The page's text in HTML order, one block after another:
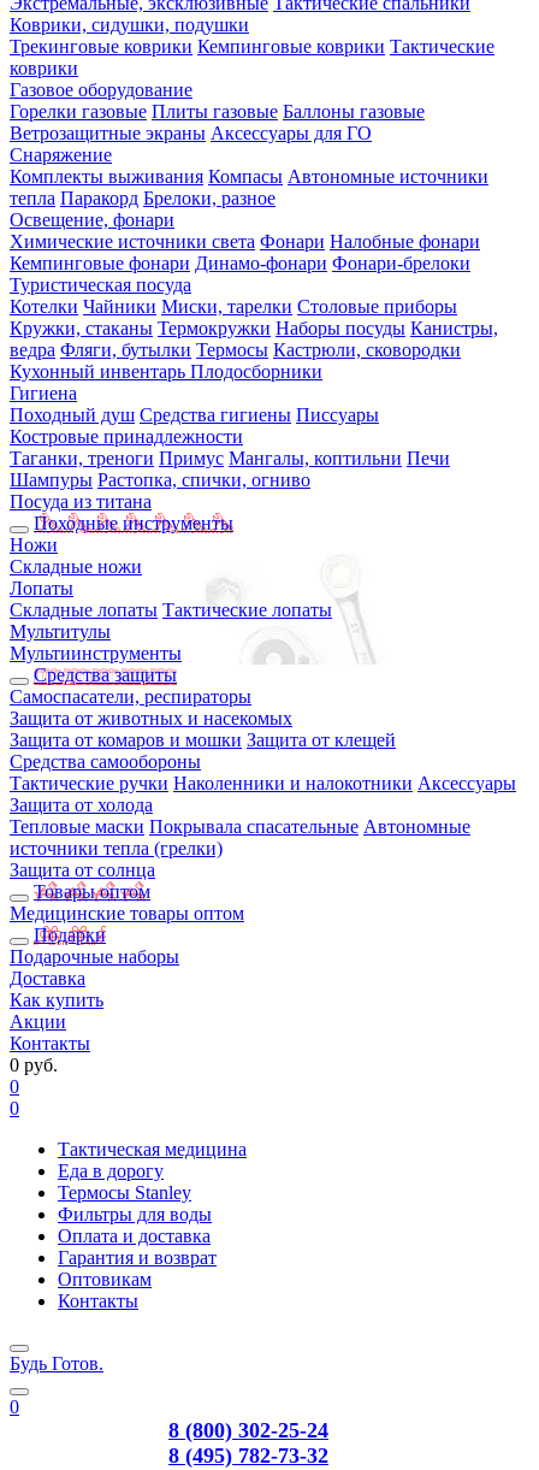
Коврики, сидушки, подушки
Трекинговые коврики Кемпинговые коврики Тактические
коврики
Газовое оборудование
Горелки газовые Плиты газовые Баллоны газовые
Ветрозащитные экраны Аксессуары для ГО
Снаряжение
Комплекты выживания Компасы Автономные источники
тепла Паракорд Брелоки, разное
Освещение, фонари
Химические источники света Фонари Налобные фонари
Кемпинговые фонари Динамо-фонари Фонари-брелоки
Туристическая посуда
Котелки Чайники Миски, тарелки Столовые приборы
Кружки, стаканы Термокружки Наборы посуды Канистры,
ведра Фляги, бутылки Термосы Кастрюли, сковородки
Кухонный инвентарь Плодосборники
Гигиена
Походный душ Средства гигиены Писсуары
Костровые принадлежности
Таганки, треноги Примус Мангалы, коптильни Печи
Шампуры Растопка, спички, огниво
Посуда из титана
Походные инструменты
Ножи
Складные ножи
Лопаты
Складные лопаты Тактические лопаты
Мультитулы
Мультиинструменты
Средства защиты
Самоспасатели, респираторы
Защита от животных и насекомых
Защита от комаров и мошки Защита от клещей
Средства самообороны
Тактические ручки Наколенники и налокотники Аксессуары
Защита от холода
Тепловые маски Покрывала спасательные Автономные
источники тепла (грелки)
Защита от солнца
Товары оптом
Медицинские товары оптом
Подарки
Подарочные наборы
Доставка
Как купить
Акции
Контакты
0 руб.
0
0
Тактическая медицина
Еда в дорогу
Термосы Stanley
Фильтры для воды
Оплата и доставка
Гарантия и возврат
Оптовикам
Контакты
Будь Готов.
0
8 (800) 302-25-24
8 (495) 782-73-32